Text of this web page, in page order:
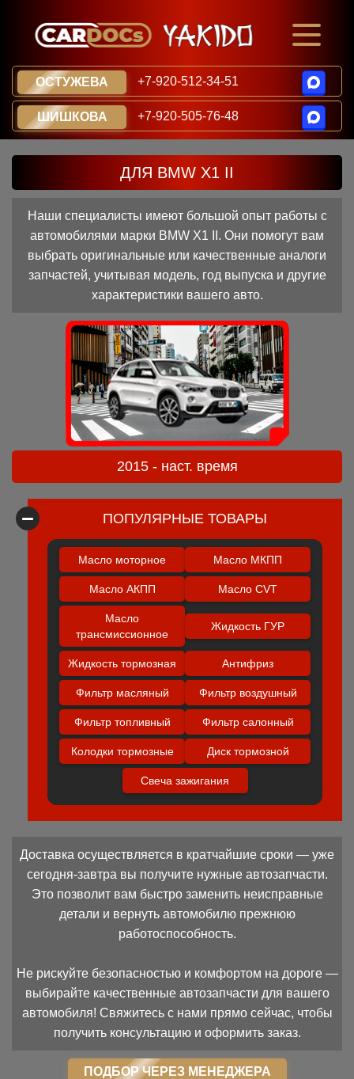
ОСТУЖЕВА +7-920-512-34-51
ШИШКОВА +7-920-505-76-48
ДЛЯ BMW X1 II
Наши специалисты имеют большой опыт работы с
автомобилями марки BMW X1 II. Они помогут вам
выбрать оригинальные или качественные аналоги
запчастей, учитывая модель, год выпуска и другие
характеристики вашего авто.
2015 - наст. время
ПОПУЛЯРНЫЕ ТОВАРЫ
Масло моторное Масло МКПП
Масло АКПП Масло CVT
Масло
трансмиссионное
Жидкость ГУР
Жидкость тормозная Антифриз
Фильтр масляный Фильтр воздушный
Фильтр топливный Фильтр салонный
Колодки тормозные Диск тормозной
Свеча зажигания
Доставка осуществляется в кратчайшие сроки — уже
сегодня-завтра вы получите нужные автозапчасти.
Это позволит вам быстро заменить неисправные
детали и вернуть автомобилю прежнюю
работоспособность.
Не рискуйте безопасностью и комфортом на дороге —
выбирайте качественные автозапчасти для вашего
автомобиля! Свяжитесь с нами прямо сейчас, чтобы
получить консультацию и оформить заказ.
ПОДБОР ЧЕРЕЗ МЕНЕДЖЕРА